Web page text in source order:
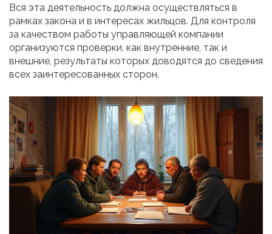
Вся эта деятельность должна осуществляться в
рамках закона и в интересах жильцов. Для контроля
за качеством работы управляющей компании
организуются проверки, как внутренние, так и
внешние, результаты которых доводятся до сведения
всех заинтересованных сторон.